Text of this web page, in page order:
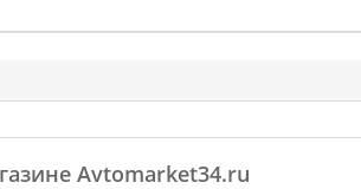
Avtomarket34.ru